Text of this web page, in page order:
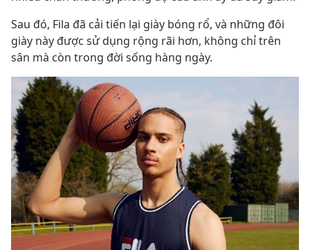
Sau đó, Fila đã cải tiến lại giày bóng rổ, và những đôi
giày này được sử dụng rộng rãi hơn, không chỉ trên
sân mà còn trong đời sống hàng ngày.